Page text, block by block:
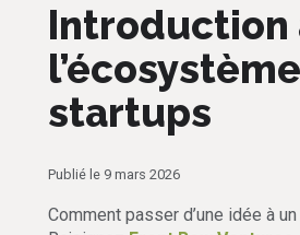
Introduction
startups
Publié le 9 mars 2026
Comment passer d’une idée à